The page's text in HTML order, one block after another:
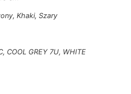
Khaki, Szary
COOL GREY 7U, WHITE